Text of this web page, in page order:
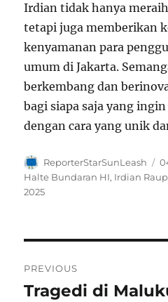
Irdian tidak hanya
tetapi juga memberikan
kenyamanan para
umum di Jakarta.
berkembang dan
bagi siapa saja yang
dengan cara yang unik
Author
ReporterStarSunLeash
Halte Bundaran HI, Irdian Raup
2025
pos
PREVIOUS
Previous
Tragedi di